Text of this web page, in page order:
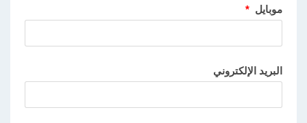
موبايل *
البريد الإلكتروني